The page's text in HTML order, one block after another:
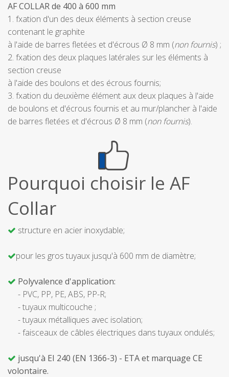
AF COLLAR de 400 à 600 mm
1. fxation d'un des deux éléments à section creuse
contenant le graphite
à l'aide de barres fletées et d'écrous Ø 8 mm (non fournis) ;
2. fxation des deux plaques latérales sur les éléments à
section creuse
à l'aide des boulons et des écrous fournis;
3. fxation du deuxième élément aux deux plaques à l'aide
de boulons et d'écrous fournis et au mur/plancher à l'aide
de barres fletées et d'écrous Ø 8 mm (non fournis).
Pourquoi choisir le AF
Collar
structure en acier inoxydable;
pour les gros tuyaux jusqu'à 600 mm de diamètre;
Polyvalence d'application:
- PVC, PP, PE, ABS, PP-R;
- tuyaux multicouche ;
- tuyaux métalliques avec isolation;
- faisceaux de câbles électriques dans tuyaux ondulés;
jusqu'à EI 240 (EN 1366-3) - ETA et marquage CE
volontaire.